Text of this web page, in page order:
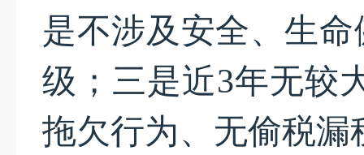
是不涉及安全、生
级；三是近3年无较
拖欠行为、无偷税